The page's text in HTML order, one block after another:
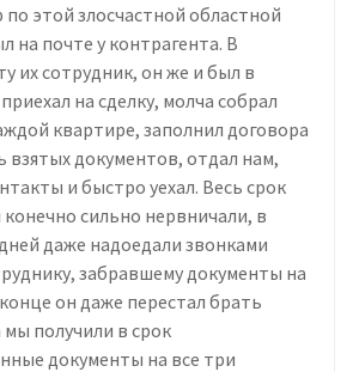
по этой злосчастной областной
на почте у контрагента. В
их сотрудник, он же и был в
на сделку, молча собрал
квартире, заполнил договора
взятых документов, отдал нам,
и быстро уехал. Весь срок
сильно нервничали, в
даже надоедали звонками
забравшему документы на
он даже перестал брать
мы получили в срок
документы на все три